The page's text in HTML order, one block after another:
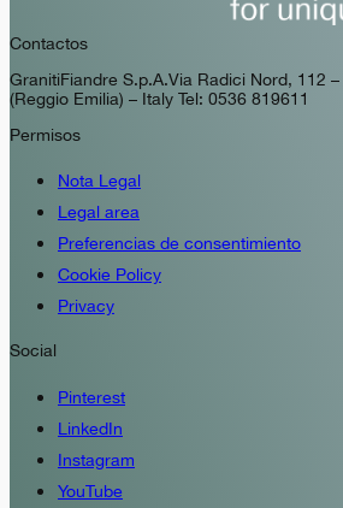
Contactos
GranitiFiandre S.p.A. Via Radici Nord, 112
(Reggio Emilia) – Italy Tel: 0536 819611
Permisos
Nota Legal
Legal area
Preferencias de consentimiento
Cookie Policy
Privacy
Social
Pinterest
LinkedIn
Instagram
YouTube